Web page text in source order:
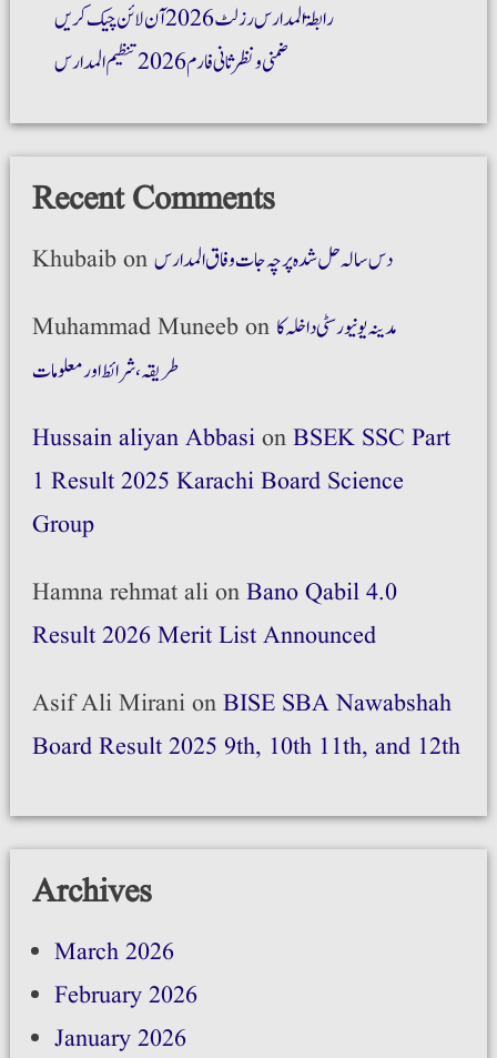
رابطۃ المدارس رزلٹ 2026 آن لائن چیک کریں
ضمنی و نظر ثانی فارم 2026 تنظیم المدارس
Recent Comments
Khubaibonدس سالہ حل شدہ پرچہ جات وفاق المدارس
Muhammad Muneebon مدینہ یونیورسٹی داخلہ کا
طریقہ،شرائط اور معلومات
Hussain aliyan AbbasionBSEK SSC Part
1 Result 2025 Karachi Board Science
Group
Hamna rehmat alionBano Qabil 4.0
Result 2026 Merit List Announced
Asif Ali MiranionBISE SBA Nawabshah
Board Result 2025 9th, 10th 11th, and 12th
Archives
March 2026
February 2026
January 2026